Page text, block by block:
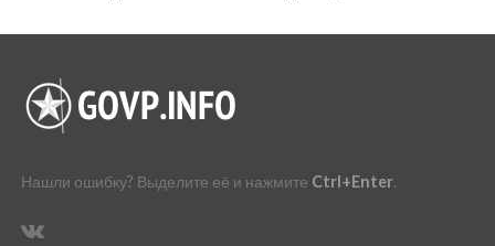
Нашли ошибку? Выделите её и нажмите Ctrl+Enter.